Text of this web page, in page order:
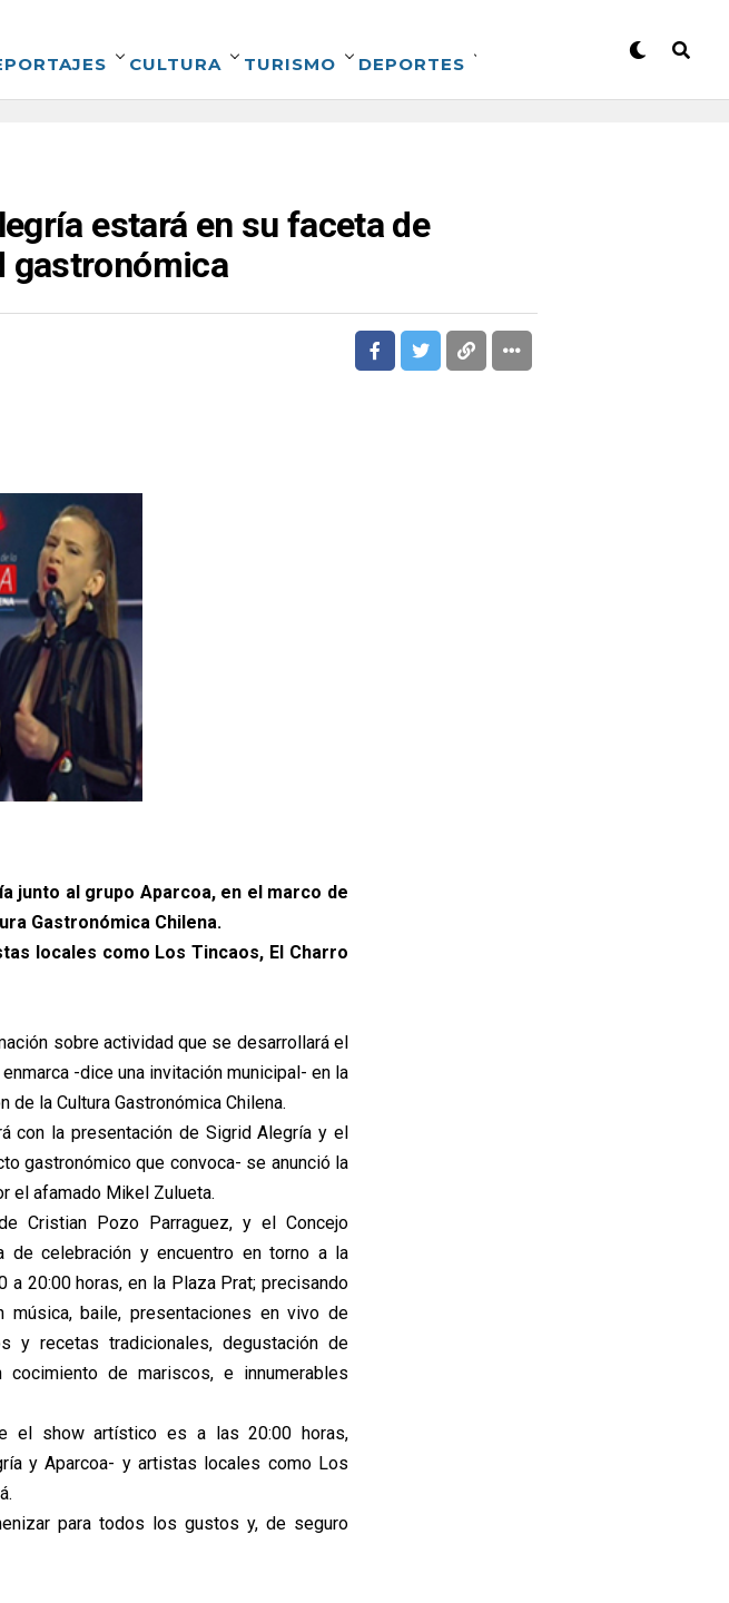
CULTURA TURISMO DEPORTES
estará en su faceta de
gastronómica
junto al grupo Aparcoa, en el marco de
Gastronómica Chilena.
locales como Los Tincaos, El Charro
sobre actividad que se desarrollará el
-dice una invitación municipal- en la
la Cultura Gastronómica Chilena.
con la presentación de Sigrid Alegría y el
gastronómico que convoca- se anunció la
el afamado Mikel Zulueta.
Cristian Pozo Parraguez, y el Concejo
de celebración y encuentro en torno a la
20:00 horas, en la Plaza Prat; precisando
baile, presentaciones en vivo de
y recetas tradicionales, degustación de
de mariscos, e innumerables
el show artístico es a las 20:00 horas,
y Aparcoa- y artistas locales como Los
para todos los gustos y, de seguro